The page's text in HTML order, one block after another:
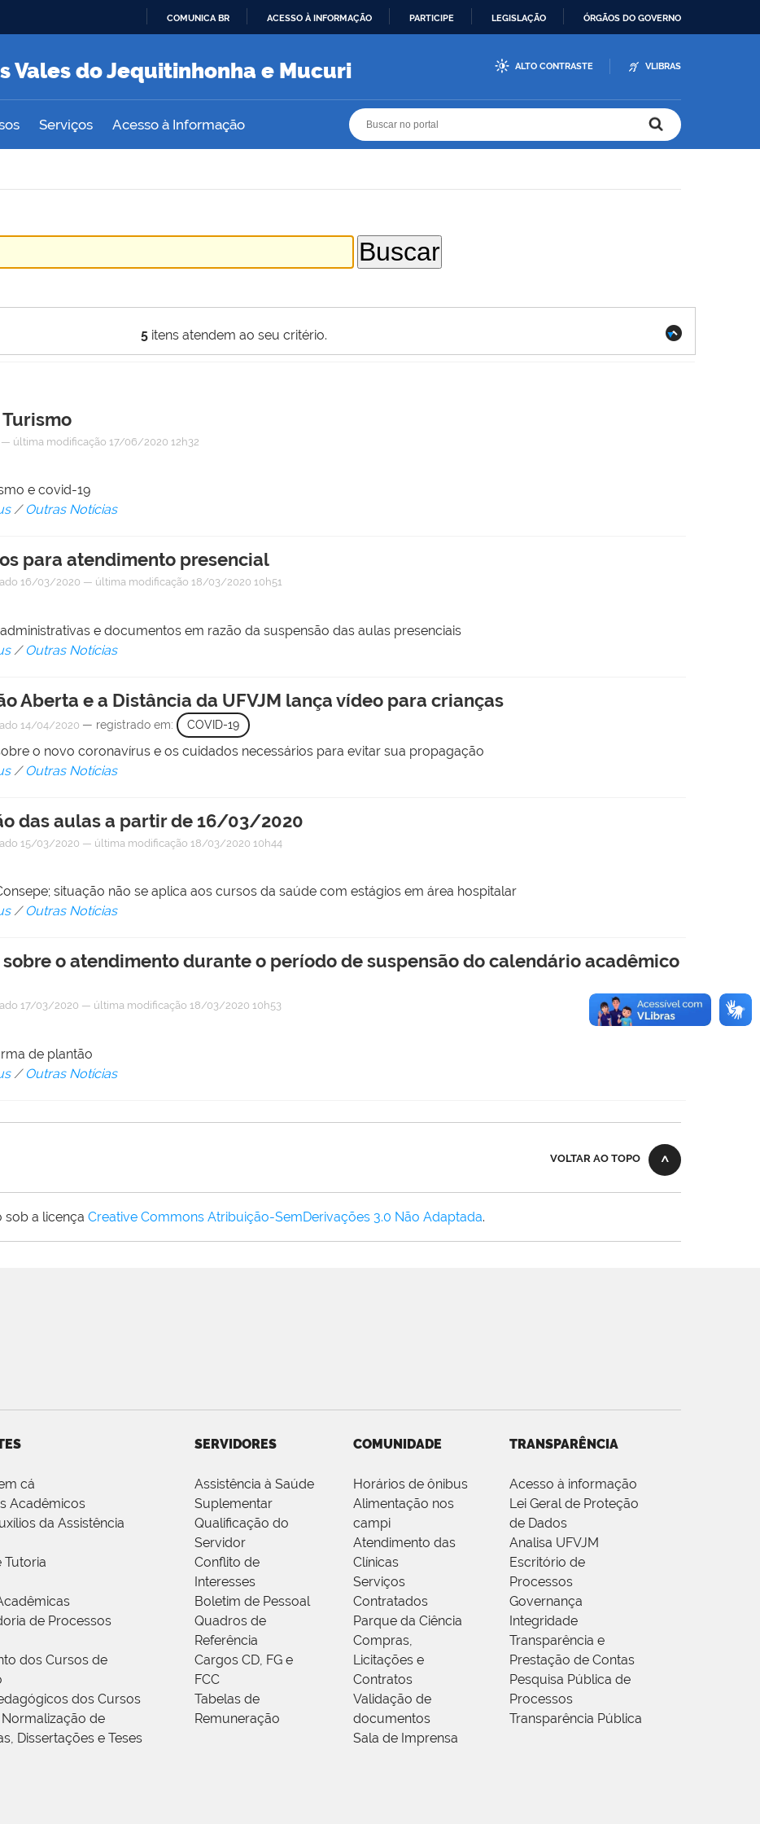
O
COMUNICA BR ACESSO À INFORMAÇÃO PARTICIPE LEGISLAÇÃO ÓRGÃOS DO GOVERNO
Vales do Jequitinhonha e Mucuri ALTO CONTRASTE VLIBRAS
Serviços Acesso à Informação
5itens atendem ao seu critério.
— última modificação 17/06/2020 12h32
e covid-19
/ Outras Notícias
para atendimento presencial
16/03/2020 — última modificação 18/03/2020 10h51
e documentos em razão da suspensão das aulas presenciais
/ Outras Notícias
Aberta e a Distância da UFVJM lança vídeo para crianças
14/04/2020 — registrado em: COVID-19
o novo coronavírus e os cuidados necessários para evitar sua propagação
/ Outras Notícias
das aulas a partir de 16/03/2020
15/03/2020 — última modificação 18/03/2020 10h44
situação não se aplica aos cursos da saúde com estágios em área hospitalar
/ Outras Notícias
o atendimento durante o período de suspensão do calendário acadêmico
17/03/2020 — última modificação 18/03/2020 10h53
de plantão
/ Outras Notícias
VOLTAR AO TOPO
sob a licença Creative Commons Atribuição-SemDerivações 3.0 Não Adaptada.
cá
Acadêmicos
da Assistência
Tutoria
de Processos
dos Cursos de
dos Cursos
de
Dissertações e Teses
SERVIDORES
Assistência à Saúde
Suplementar
Qualificação do
Servidor
Conflito de
Interesses
Boletim de Pessoal
Quadros de
Referência
Cargos CD, FG e
FCC
Tabelas de
Remuneração
COMUNIDADE
Horários de ônibus
Alimentação nos
campi
Atendimento das
Clínicas
Serviços
Contratados
Parque da Ciência
Compras,
Licitações e
Contratos
Validação de
documentos
Sala de Imprensa
TRANSPARÊNCIA
Acesso à informação
Lei Geral de Proteção
de Dados
Analisa UFVJM
Escritório de
Processos
Governança
Integridade
Transparência e
Prestação de Contas
Pesquisa Pública de
Processos
Transparência Pública